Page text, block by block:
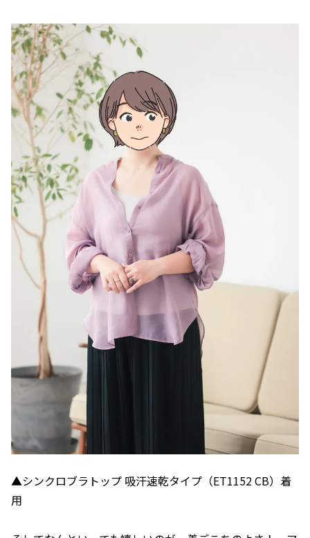
▲シンクロブラトップ 吸汗速乾タイプ（ET1152 CB）着
用